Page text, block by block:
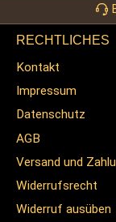
RECHTLICHES
Kontakt
Impressum
Datenschutz
AGB
Versand und
Widerrufsrecht
Widerruf ausüben